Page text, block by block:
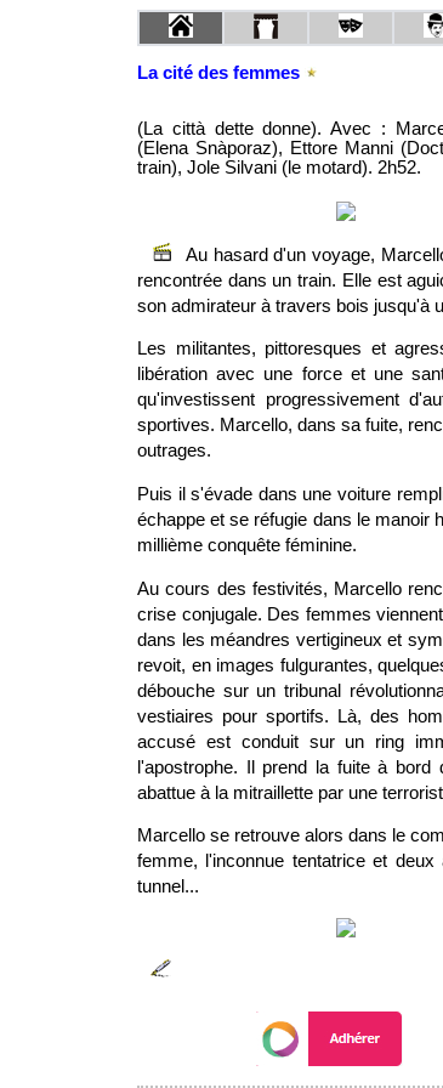
La cité des femmes
(La città dette donne). Avec :
(Elena Snàporaz), Ettore Manni
train), Jole Silvani (le motard). 2h52.
Au hasard d'un voyage,
rencontrée dans un train. Elle est
son admirateur à travers bois jusqu'à
Les militantes, pittoresques et
libération avec une force et une
qu'investissent progressivement
sportives. Marcello, dans sa fuite,
outrages.
Puis il s'évade dans une voiture
échappe et se réfugie dans le manoir
millième conquête féminine.
Au cours des festivités, Marcello
crise conjugale. Des femmes
dans les méandres vertigineux et
revoit, en images fulgurantes,
débouche sur un tribunal
vestiaires pour sportifs. Là, des
accusé est conduit sur un ring
l'apostrophe. Il prend la fuite à bord
abattue à la mitraillette par une
Marcello se retrouve alors dans le
femme, l'inconnue tentatrice et
tunnel...